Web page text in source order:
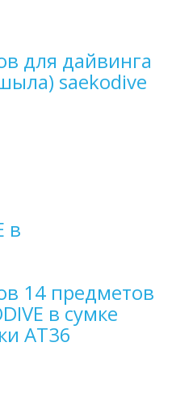
для дайвинга
saekodive
14 предметов
в сумке
AT36